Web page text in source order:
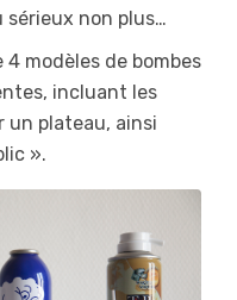
sérieux non plus…
modèles de bombes
incluant les
un plateau, ainsi
».